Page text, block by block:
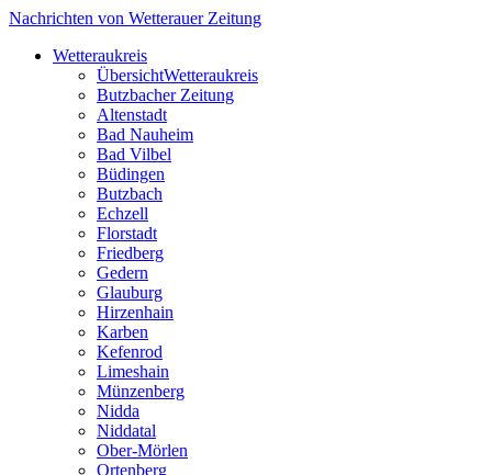
Nachrichten von Wetterauer Zeitung
Wetteraukreis
ÜbersichtWetteraukreis
Butzbacher Zeitung
Altenstadt
Bad Nauheim
Bad Vilbel
Büdingen
Butzbach
Echzell
Florstadt
Friedberg
Gedern
Glauburg
Hirzenhain
Karben
Kefenrod
Limeshain
Münzenberg
Nidda
Niddatal
Ober-Mörlen
Ortenberg